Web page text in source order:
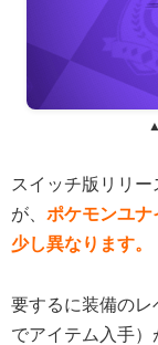
スイッチ版リリ
が、 ポケモンユナ
少し異なります。
要するに装備の
でアイテム入手